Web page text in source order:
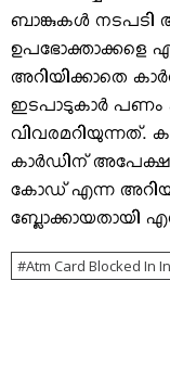
ബാങ്കുകള്‍ നടപടി
അറിയിക്കാതെ
ഇടപാടുകാര്‍ പണം
വിവരമറിയുന്നത്.
കാര്‍ഡിന് അപേക്ഷ
കോഡ് എന്ന
ബ്ലോക്കായതായി
Atm Card Blocked In